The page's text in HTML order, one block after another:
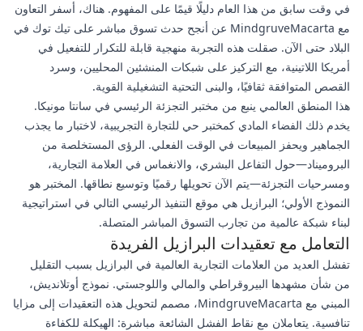
في وقت سابق من هذا العام دليلًا قيمًا على المفهوم. هناك، أسفر التعاون
مع MindgruveMacarta عن أنجح حدث تسوق مباشر على تيك توك في
البلاد حتى الآن. صقلت هذه التجربة منهجية قابلة للتكرار للتفعيل في
أمريكا اللاتينية، مع التركيز على شبكات المنشئين المحليين، وسرد
القصص المتوافقة ثقافيًا، والبنى التحتية التشغيلية القوية.
هذا المنطق العالمي ينبع من مختبر التجزئة الرئيسي في سانتا مونيكا.
يخدم ذلك الفضاء المادي كمختبر حي للتجارة التجريبية، لاختبار ما يجذب
الجماهير ويحفز المبيعات في الوقت الفعلي. الرؤى المستخلصة من
البروميناد—حول التفاعل البشري، والانغماس في العلامة التجارية،
ومسرحيات التجزئة—يتم الآن تحويلها رقميًا وتوسيع نطاقها. المختبر هو
النموذج الأولي؛ البرازيل هي موقع التنفيذ الرئيسي التالي في استراتيجية
لبناء شبكة عالمية من تجارب التسوق المباشر المتصلة.
التعامل مع تعقيدات البرازيل الفريدة
تفشل العديد من العلامات التجارية العالمية في البرازيل بسبب التقليل
من شأن مشهدها البيروقراطي والمالي واللوجستي. نموذج أوتلانديش،
المبني مع MindgruveMacarta، مصمم لتحويل هذه التعقيدات إلى مزايا
تنافسية. يتعاملان مع نقاط الفشل الشائعة مباشرة: الهيكلة للكفاءة